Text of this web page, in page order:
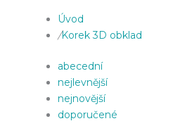
Úvod
/Korek 3D obklad
abecední
nejlevnější
nejnovější
doporučené